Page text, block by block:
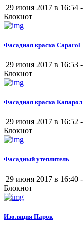
29 июня 2017 в 16:54 -
Блокнот
Фасадная краска Caparol
29 июня 2017 в 16:53 -
Блокнот
Фасадная краска Капарол
29 июня 2017 в 16:52 -
Блокнот
Фасадный утеплитель
29 июня 2017 в 16:40 -
Блокнот
Изоляция Парок